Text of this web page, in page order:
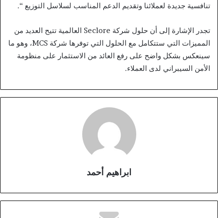
تنافسية جديدة لعملائنا وتقديم الدعم المناسب لسلاسل التوزيع “.
تجدر الإشارة إلى أن حلول شركة Seclore العالمية تتيح العديد من
المميزات التي ستتكامل مع الحلول التي توفرها شركة MCS، وهو ما
سينعكس بشكل واضح على رفع العائد من الاستثمار على منظومة
الأمن السيبراني لدى العملاء.
ابراهيم أحمد